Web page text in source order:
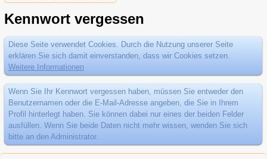
Kennwort vergessen
Diese Seite verwendet Cookies. Durch die Nutzung unserer Seite
erklären Sie sich damit einverstanden, dass wir Cookies setzen.
Weitere Informationen
Wenn Sie Ihr Kennwort vergessen haben, müssen Sie entweder den
Benutzernamen oder die E-Mail-Adresse angeben, die Sie in Ihrem
Profil hinterlegt haben. Sie können dabei nur eines der beiden Felder
ausfüllen. Wenn Sie beide Daten nicht mehr wissen, wenden Sie sich
bitte an den Administrator.